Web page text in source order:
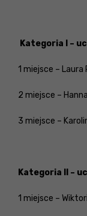
Kategoria I –
1 miejsce – Laura
2 miejsce –
3 miejsce –
Kategoria II –
1 miejsce –